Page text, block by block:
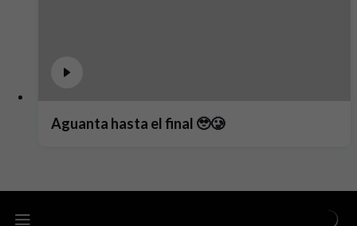
Aguanta hasta el final 🥹🥲